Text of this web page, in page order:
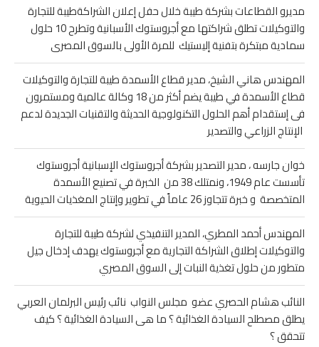
مديرو القطاعات بشركة طيبة خلال حفل إعلان الشراكةطيبة للتجارة
والتوكيلات تطلق شراكتها مع أجروستوك الأسبانية وتطرح 10 حلول
سمادية مبتكرة بتفنية إليستيك للمرة الأولى بالسوق المصرى
المهندس هاني الشيخ، مدير قطاع الأسمدة طيبة للتجارة والتوكيلات
قطاع الأسمدة في طيبة يضم أكثر من 18 وكالة عالمية ومستمرون
فى إستقدام أهم الحلول التكنولوجية الحديثة والتقنيات الجديدة لدعم
الإنتاج الزراعي والتصدير
خوان جارسه ، مدير التصدير بشركة أجروستوك الإسبانية أجروستوك
تأسست عام 1949، ونمتلك 38 من الخبرة في تصنيع الأسمدة
المتخصصة و خبرة تتجاوز 26 عاماً في تطوير وإنتاج المغذيات الحيوية
المهندس أحمد المطري، المدير التنفيذي لشركة طيبة للتجارة
والتوكيلات إطلاق الشراكة التجارية مع أجروستوك يهدف إدخال جيل
متطور من حلول تغذية النبات إلى السوق المصري
النائب هشام الحصري عضو مجلس النواب نائب رئيس البرلمان العربي
يطلق مصطلح السيادة الغذائية ؟ ما هى السيادة الغذائية ؟ كيف
تتحقق ؟